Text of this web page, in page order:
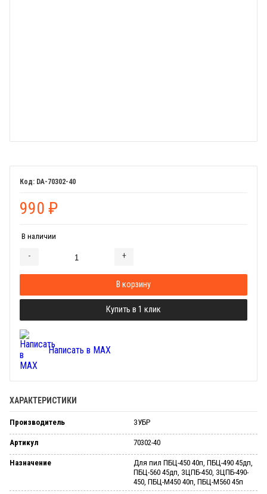
DA-70302-40
990 ₽
В наличии
- +
В корзину
Купить в 1 клик
Написать в MAX
ХАРАКТЕРИСТИКИ
Производитель ЗУБР
Артикул 70302-40
Назначение
Для пил ПБЦ-450 40п, ПБЦ-490 45дп,
ПБЦ-560 45дп, ЗЦПБ-450, ЗЦПБ-490-
450, ПБЦ-М450 40п, ПБЦ-М560 45п